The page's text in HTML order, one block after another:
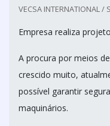
VECSA INTERNATIONAL /
Empresa realiza
A procura por meios
crescido muito,
possível garantir
maquinários.